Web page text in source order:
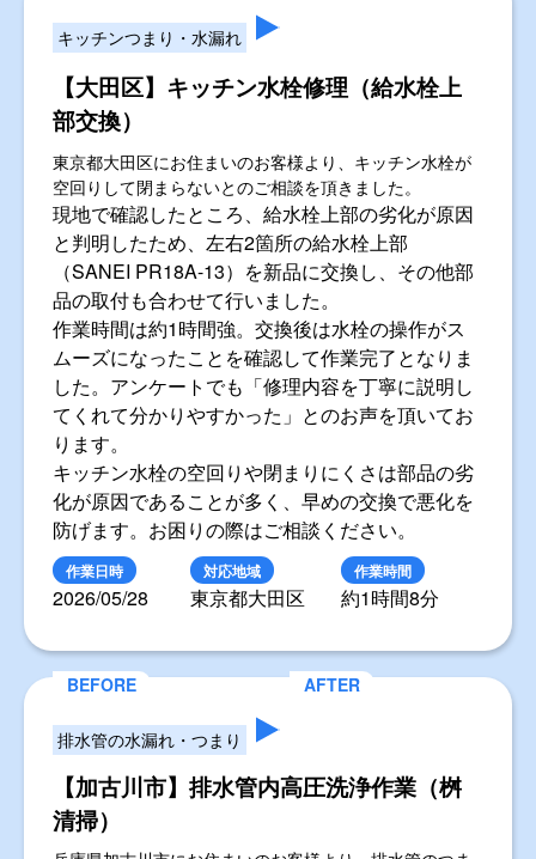
キッチンつまり・水漏れ
【大田区】キッチン水栓修理（給水栓上
部交換）
東京都大田区にお住まいのお客様より、キッチン水栓が
空回りして閉まらないとのご相談を頂きました。
現地で確認したところ、給水栓上部の劣化が原因
と判明したため、左右2箇所の給水栓上部
（SANEI PR18A-13）を新品に交換し、その他部
品の取付も合わせて行いました。
作業時間は約1時間強。交換後は水栓の操作がス
ムーズになったことを確認して作業完了となりま
した。アンケートでも「修理内容を丁寧に説明し
てくれて分かりやすかった」とのお声を頂いてお
ります。
キッチン水栓の空回りや閉まりにくさは部品の劣
化が原因であることが多く、早めの交換で悪化を
防げます。お困りの際はご相談ください。
作業日時
2026/05/28
対応地域
東京都大田区
作業時間
約1時間8分
排水管の水漏れ・つまり
【加古川市】排水管内高圧洗浄作業（桝
清掃）